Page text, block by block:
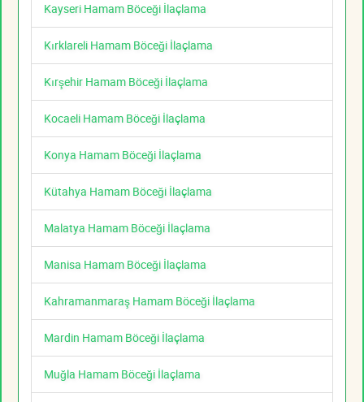
Kayseri Hamam Böceği İlaçlama
Kırklareli Hamam Böceği İlaçlama
Kırşehir Hamam Böceği İlaçlama
Kocaeli Hamam Böceği İlaçlama
Konya Hamam Böceği İlaçlama
Kütahya Hamam Böceği İlaçlama
Malatya Hamam Böceği İlaçlama
Manisa Hamam Böceği İlaçlama
Kahramanmaraş Hamam Böceği İlaçlama
Mardin Hamam Böceği İlaçlama
Muğla Hamam Böceği İlaçlama